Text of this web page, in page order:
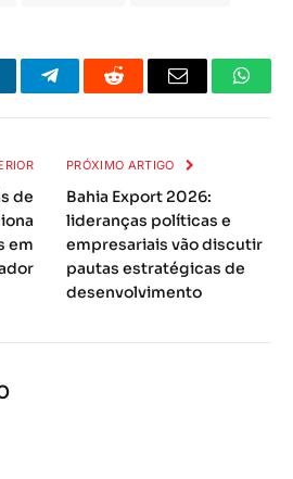
TelegramaReddit
E-
de
em
PRÓXIMO ARTIGO
Bahia Export 2026:
lideranças políticas e
empresariais vão discutir
pautas estratégicas de
desenvolvimento